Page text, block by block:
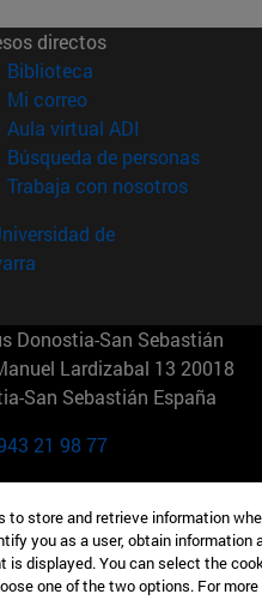
directos
Biblioteca (abre en nueva
Mi correo(abre en nueva
Aula virtual ADI (abre en
Búsqueda de personas(abre
Trabaja con nosotros(abre en
de
Donostia-San Sebastián
Lardizabal 13 20018
San Sebastián España
21 98 77
St 10019-2201 Nueva
store and retrieve information
you as a user, obtain information
displayed. You can select the
one of the two options. For